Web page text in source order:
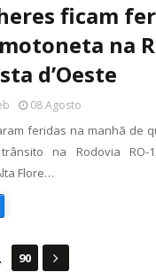
ficam
na
d’Oeste
08 Agosto
feridas na manhã de
na Rodovia RO-
Flore…
90